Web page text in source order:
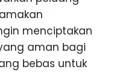
menciptakan
aman bagi
bebas untuk